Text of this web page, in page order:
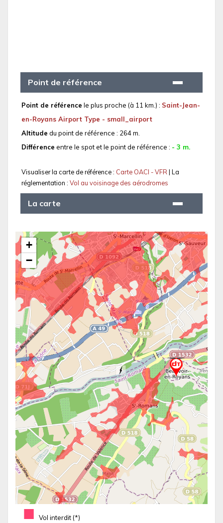
Point de référence
Point de référence le plus proche (à 11 km.) : Saint-Jean-
en-Royans Airport Type - small_airport
Altitude du point de référence : 264 m.
Différence entre le spot et le point de référence : - 3 m.
Visualiser la carte de référence : Carte OACI - VFR| La
réglementation : Vol au voisinage des aérodromes
La carte
■ Vol interdit (*)